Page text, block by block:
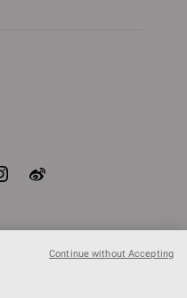
Continue without Accepting